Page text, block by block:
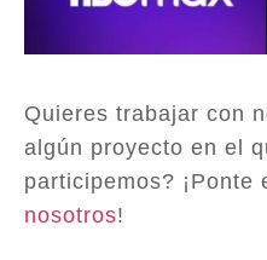
Quieres trabajar con
algún proyecto en el
participemos? ¡Ponte
nosotros!